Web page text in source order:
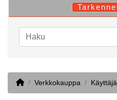
HomeVerkkokauppa